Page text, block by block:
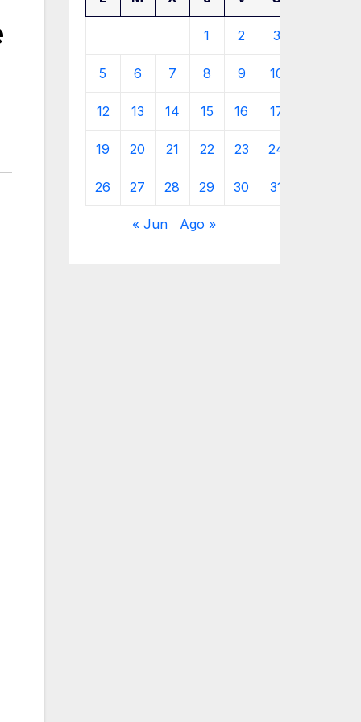
1 2 3
5 6 7 8 9 10
12 13 14 15 16 17
19 20 21 22 23 24
26 27 28 29 30 31
« Jun Ago »